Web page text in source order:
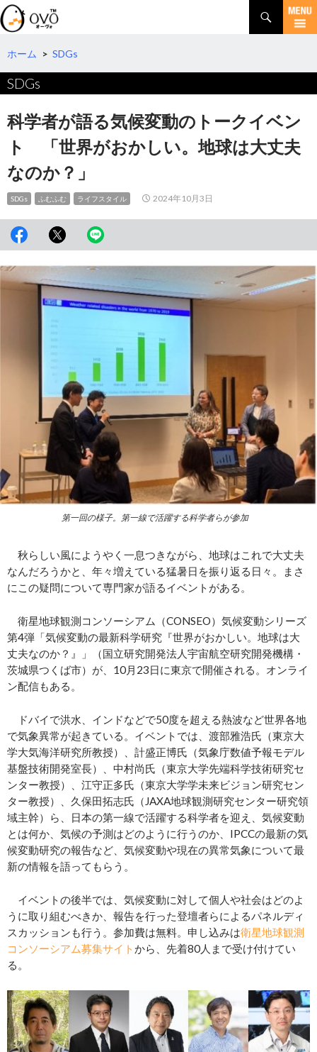
検
索
コ
テ
ツ
へ
移
動
ホーム > SDGs
SDGs
科学者が語る気候変動のトークイベン
ト 「世界がおかしい。地球は大丈夫
なのか？」
SDGs ふむふむ ライフスタイル 2024年10月3日
第一回の様子。第一線で活躍する科学者らが参加
秋らしい風にようやく一息つきながら、地球はこれで大丈夫
なんだろうかと、年々増えている猛暑日を振り返る日々。まさ
にこの疑問について専門家が語るイベントがある。
衛星地球観測コンソーシアム（CONSEO）気候変動シリーズ
第4弾「気候変動の最新科学研究『世界がおかしい。地球は大
丈夫なのか？』」（国立研究開発法人宇宙航空研究開発機構・
茨城県つくば市）が、10月23日に東京で開催される。オンライ
ン配信もある。
ドバイで洪水、インドなどで50度を超える熱波など世界各地
で気象異常が起きている。イベントでは、渡部雅浩氏（東京大
学大気海洋研究所教授）、計盛正博氏（気象庁数値予報モデル
基盤技術開発室長）、中村尚氏（東京大学先端科学技術研究セ
ンター教授）、江守正多氏（東京大学学未来ビジョン研究セン
ター教授）、久保田拓志氏（JAXA地球観測研究センター研究領
域主幹）ら、日本の第一線で活躍する科学者を迎え、気候変動
とは何か、気候の予測はどのように行うのか、IPCCの最新の気
候変動研究の報告など、気候変動や現在の異常気象について最
新の情報を語ってもらう。
イベントの後半では、気候変動に対して個人や社会はどのよ
うに取り組むべきか、報告を行った登壇者らによるパネルディ
スカッションも行う。参加費は無料。申し込みは衛星地球観測
コンソーシアム募集サイトから、先着80人まで受け付けてい
る。